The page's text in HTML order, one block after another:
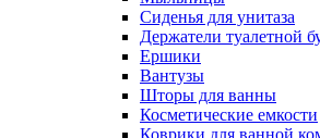
Сиденья для унитаза
Держатели туалетной
Ершики
Вантузы
Шторы для ванны
Косметические емкости
Коврики для ванной